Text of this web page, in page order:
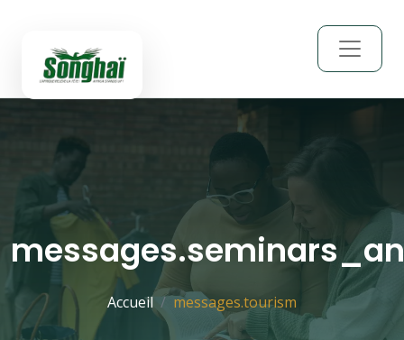
Accueil messages.tourism